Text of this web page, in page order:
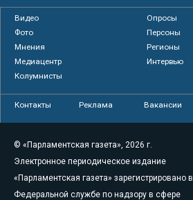
Видео
Опросы
Фото
Персоны
Мнения
Регионы
Медиацентр
Интервью
Колумнисты
Контакты Реклама Вакансии
© «Парламентская газета», 2026 г.
Электронное периодическое издание
«Парламентская газета» зарегистрировано в
Федеральной службе по надзору в сфере